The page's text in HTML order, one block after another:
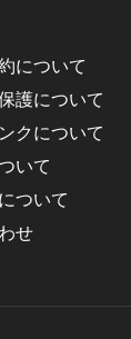
について
護について
クについて
いて
ついて
せ